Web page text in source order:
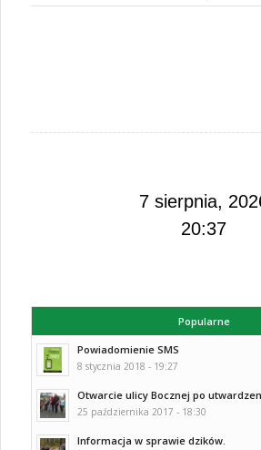
7 sierpnia,
20:37
Popularne
Powiadomienie SMS
8 stycznia 2018 - 19:27
Otwarcie ulicy Bocznej po
25 października 2017 - 18:30
Informacja w sprawie dzików.